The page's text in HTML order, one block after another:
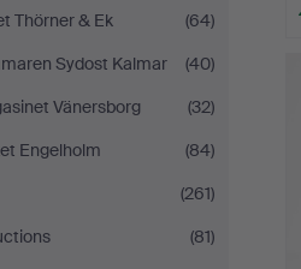
Thörner & Ek
(64)
Sydost Kalmar
(40)
Vänersborg
(32)
Engelholm
(84)
(261)
(81)